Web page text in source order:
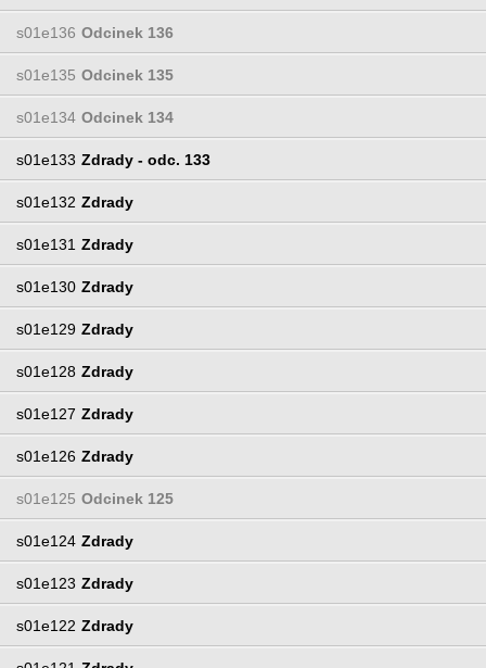
s01e136 Odcinek 136
s01e135 Odcinek 135
s01e134 Odcinek 134
s01e133 Zdrady - odc. 133
s01e132 Zdrady
s01e131 Zdrady
s01e130 Zdrady
s01e129 Zdrady
s01e128 Zdrady
s01e127 Zdrady
s01e126 Zdrady
s01e125 Odcinek 125
s01e124 Zdrady
s01e123 Zdrady
s01e122 Zdrady